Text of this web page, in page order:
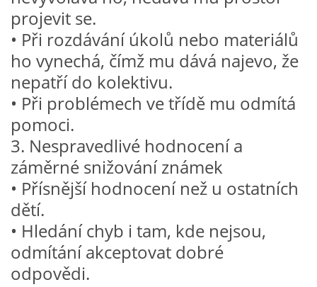
VÝTVARNÉ AKTIVITY - PODZIM
VÝTVARNÉ AKTIVITY - ZIMA
CHARAKTERISTIKA ROČNÍCH OBDOBÍ
HÁDANKY K TÉMATU JARO, LÉTO, PODZIM,ZIMA
PÍSNĚ K TÉMATU JARO
BÁSNĚ K TÉMATU JARO
POHYBOVÉ AKTIVITY NA TÉMA JARO
projevit se.
• Při rozdávání úkolů nebo materiálů
ho vynechá, čímž mu dává najevo, že
nepatří do kolektivu.
• Při problémech ve třídě mu odmítá
pomoci.
3. Nespravedlivé hodnocení a
záměrné snižování známek
• Přísnější hodnocení než u ostatních
dětí.
• Hledání chyb i tam, kde nejsou,
odmítání akceptovat dobré
odpovědi.